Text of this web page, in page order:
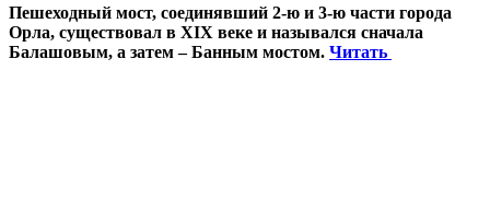
Пешеходный мост, соединявший 2-ю и 3-ю части города
Орла, существовал в XIX веке и назывался сначала
Балашовым, а затем – Банным мостом. Читать